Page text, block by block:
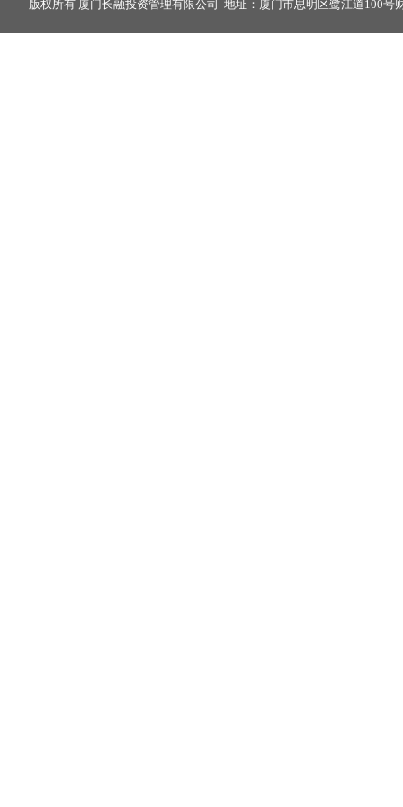
版权所有 厦门长融投资管理有限公司 地址：厦门市思明区鹭江道100